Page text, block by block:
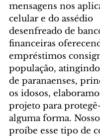
mensagens nos
celular e do assédio
desenfreado de
financeiras
empréstimos
população,
de paranaenses,
os idosos,
projeto para
alguma forma.
proíbe esse tipo de